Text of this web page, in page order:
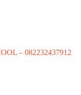
– 082232437912